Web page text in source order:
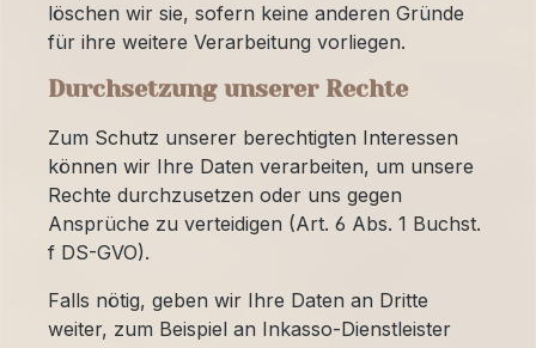
löschen wir sie, sofern keine anderen Gründe
für ihre weitere Verarbeitung vorliegen.
Durchsetzung unserer Rechte
Zum Schutz unserer berechtigten Interessen
können wir Ihre Daten verarbeiten, um unsere
Rechte durchzusetzen oder uns gegen
Ansprüche zu verteidigen (Art. 6 Abs. 1 Buchst.
f DS-GVO).
Falls nötig, geben wir Ihre Daten an Dritte
weiter, zum Beispiel an Inkasso-Dienstleister